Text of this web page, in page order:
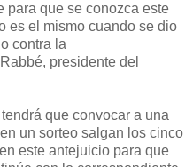
para que se conozca este
es el mismo cuando se dio
contra la
presidente del
que convocar a una
un sorteo salgan los cinco
este antejuicio para que